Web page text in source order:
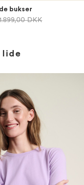
bukser
DKK
lide